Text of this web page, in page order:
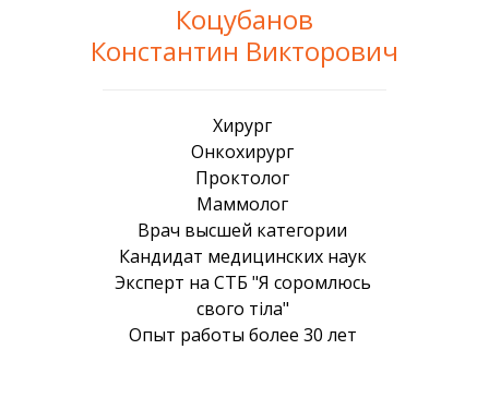
Коцубанов
Константин Викторович